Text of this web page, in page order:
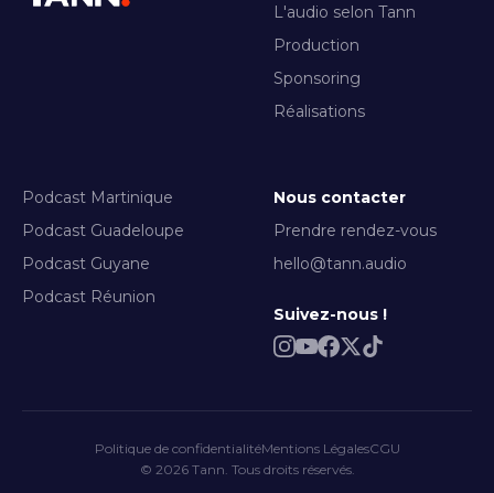
L'audio selon Tann
Production
Sponsoring
Réalisations
Podcast Martinique
Podcast Guadeloupe
Podcast Guyane
Podcast Réunion
Nous contacter
Prendre rendez-vous
hello@tann.audio
Suivez-nous !
Politique de confidentialitéMentions LégalesCGU
© 2026 Tann. Tous droits réservés.